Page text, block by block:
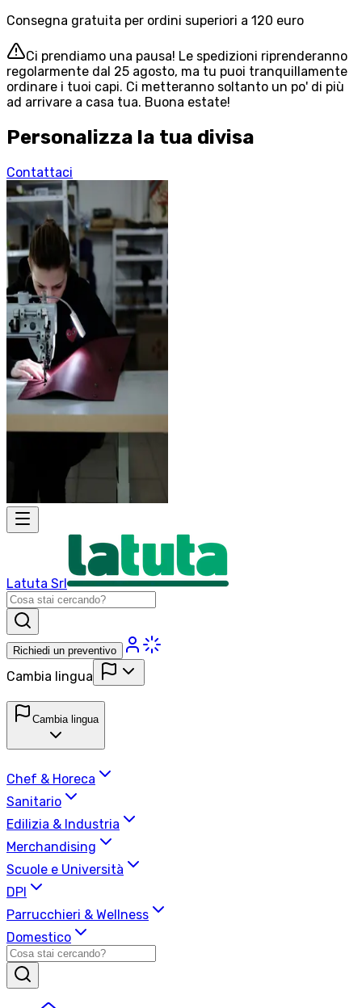
Consegna gratuita per ordini superiori a 120 euro
Ci prendiamo una pausa! Le spedizioni riprenderanno
regolarmente dal 25 agosto, ma tu puoi tranquillamente
ordinare i tuoi capi. Ci metteranno soltanto un po' di più
ad arrivare a casa tua. Buona estate!
Personalizza la tua divisa
Contattaci
Latuta Srl
Richiedi un preventivo
Cambia lingua
Cambia lingua
Chef & Horeca
Sanitario
Edilizia & Industria
Merchandising
Scuole e Università
DPI
Parrucchieri & Wellness
Domestico